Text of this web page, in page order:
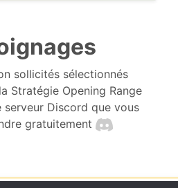
sollicités sélectionnés
Stratégie Opening Range
serveur Discord que vous
gratuitement